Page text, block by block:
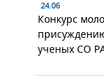
24.06
Конкурс
ученых СО